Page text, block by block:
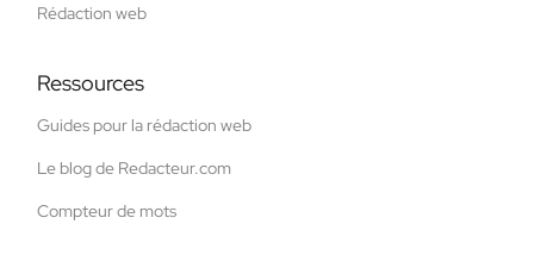
Rédaction web
Ressources
Guides pour la rédaction web
Le blog de Redacteur.com
Compteur de mots